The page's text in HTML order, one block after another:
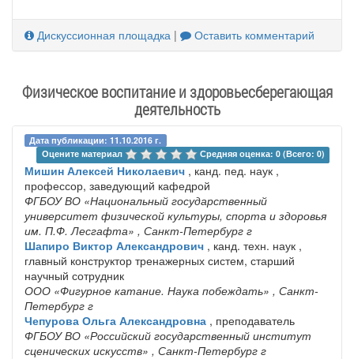
Дискуссионная площадка | Оставить комментарий
Физическое воспитание и здоровьесберегающая
деятельность
Дата публикации: 11.10.2016 г.
Оцените материал
Средняя оценка: 0 (Всего: 0)
Мишин Алексей Николаевич , канд. пед. наук ,
профессор, заведующий кафедрой
ФГБОУ ВО «Национальный государственный
университет физической культуры, спорта и здоровья
им. П.Ф. Лесгафта» , Санкт-Петербург г
Шапиро Виктор Александрович , канд. техн. наук ,
главный конструктор тренажерных систем, старший
научный сотрудник
ООО «Фигурное катание. Наука побеждать» , Санкт-
Петербург г
Чепурова Ольга Александровна , преподаватель
ФГБОУ ВО «Российский государственный институт
сценических искусств» , Санкт-Петербург г